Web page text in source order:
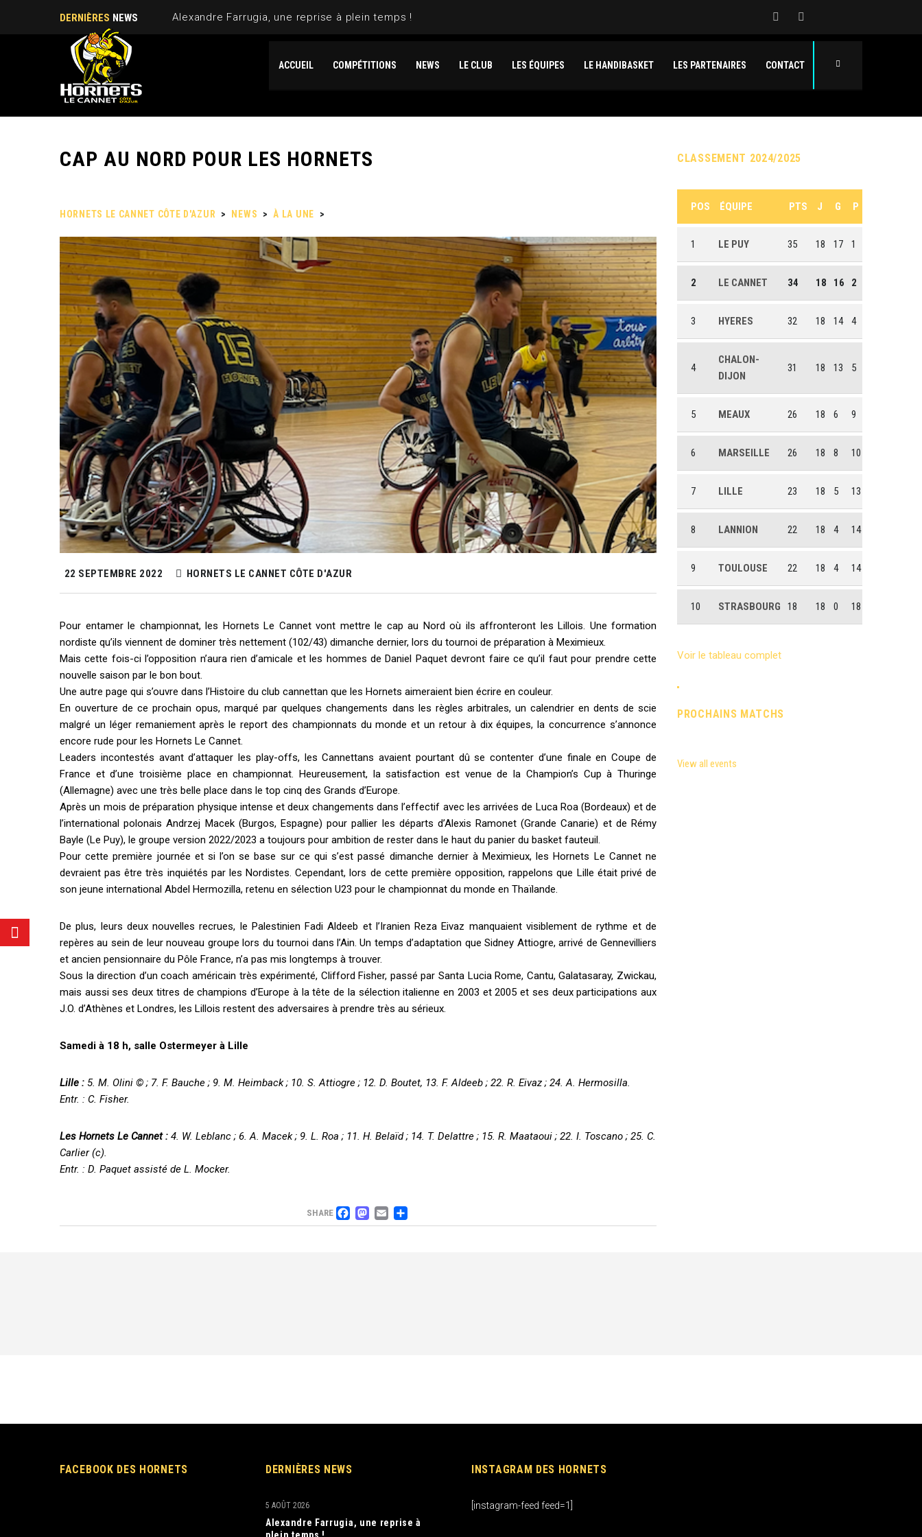
DERNIÈRES NEWS Alexandre Farrugia, une reprise à plein temps !
ACCUEIL COMPÉTITIONS NEWS LE CLUB LES ÉQUIPES LE HANDIBASKET LES PARTENAIRES CONTACT
CAP AU NORD POUR LES HORNETS
HORNETS LE CANNET CÔTE D'AZUR > NEWS > À LA UNE >
22 SEPTEMBRE 2022 HORNETS LE CANNET CÔTE D'AZUR
Pour entamer le championnat, les Hornets Le Cannet vont mettre le cap au Nord où ils affronteront les Lillois. Une formation
nordiste qu’ils viennent de dominer très nettement (102/43) dimanche dernier, lors du tournoi de préparation à Meximieux.
Mais cette fois-ci l’opposition n’aura rien d’amicale et les hommes de Daniel Paquet devront faire ce qu’il faut pour prendre cette
nouvelle saison par le bon bout.
Une autre page qui s’ouvre dans l’Histoire du club cannettan que les Hornets aimeraient bien écrire en couleur.
En ouverture de ce prochain opus, marqué par quelques changements dans les règles arbitrales, un calendrier en dents de scie
malgré un léger remaniement après le report des championnats du monde et un retour à dix équipes, la concurrence s’annonce
encore rude pour les Hornets Le Cannet.
Leaders incontestés avant d’attaquer les play-offs, les Cannettans avaient pourtant dû se contenter d’une finale en Coupe de
France et d’une troisième place en championnat. Heureusement, la satisfaction est venue de la Champion’s Cup à Thuringe
(Allemagne) avec une très belle place dans le top cinq des Grands d’Europe.
Après un mois de préparation physique intense et deux changements dans l’effectif avec les arrivées de Luca Roa (Bordeaux) et de
l’international polonais Andrzej Macek (Burgos, Espagne) pour pallier les départs d’Alexis Ramonet (Grande Canarie) et de Rémy
Bayle (Le Puy), le groupe version 2022/2023 a toujours pour ambition de rester dans le haut du panier du basket fauteuil.
Pour cette première journée et si l’on se base sur ce qui s’est passé dimanche dernier à Meximieux, les Hornets Le Cannet ne
devraient pas être très inquiétés par les Nordistes. Cependant, lors de cette première opposition, rappelons que Lille était privé de
son jeune international Abdel Hermozilla, retenu en sélection U23 pour le championnat du monde en Thaïlande.
De plus, leurs deux nouvelles recrues, le Palestinien Fadi Aldeeb et l’Iranien Reza Eivaz manquaient visiblement de rythme et de
repères au sein de leur nouveau groupe lors du tournoi dans l’Ain. Un temps d’adaptation que Sidney Attiogre, arrivé de Gennevilliers
et ancien pensionnaire du Pôle France, n’a pas mis longtemps à trouver.
Sous la direction d’un coach américain très expérimenté, Clifford Fisher, passé par Santa Lucia Rome, Cantu, Galatasaray, Zwickau,
mais aussi ses deux titres de champions d’Europe à la tête de la sélection italienne en 2003 et 2005 et ses deux participations aux
J.O. d’Athènes et Londres, les Lillois restent des adversaires à prendre très au sérieux.
Samedi à 18 h, salle Ostermeyer à Lille
Lille : 5. M. Olini © ; 7. F. Bauche ; 9. M. Heimback ; 10. S. Attiogre ; 12. D. Boutet, 13. F. Aldeeb ; 22. R. Eivaz ; 24. A. Hermosilla.
Entr. : C. Fisher.
Les Hornets Le Cannet : 4. W. Leblanc ; 6. A. Macek ; 9. L. Roa ; 11. H. Belaïd ; 14. T. Delattre ; 15. R. Maataoui ; 22. I. Toscano ; 25. C.
Carlier (c).
Entr. : D. Paquet assisté de L. Mocker.
SHARE FACEBOOK
MASTODON
EMAIL
PARTAGER
CLASSEMENT 2024/2025
POS ÉQUIPE PTS J G P
1 LE PUY 35 18 17 1
2 LE CANNET 34 18 16 2
3 HYERES 32 18 14 4
4
CHALON-
DIJON
31 18 13 5
5 MEAUX 26 18 6 9
6 MARSEILLE 26 18 8 10
7 LILLE 23 18 5 13
8 LANNION 22 18 4 14
9 TOULOUSE 22 18 4 14
10 STRASBOURG 18 18 0 18
Voir le tableau complet
PROCHAINS MATCHS
View all events
FACEBOOK DES HORNETS DERNIÈRES NEWS
Alexandre Farrugia, une reprise à
5 AOÛT 2026
INSTAGRAM DES HORNETS
[instagram-feed feed=1]